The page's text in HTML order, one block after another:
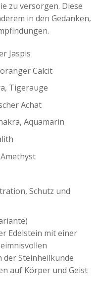
zu versorgen. Diese
in den Gedanken,
Jaspis
Calcit
Tigerauge
Achat
Aquamarin
Schutz und
Edelstein mit einer
der Steinheilkunde
auf Körper und Geist